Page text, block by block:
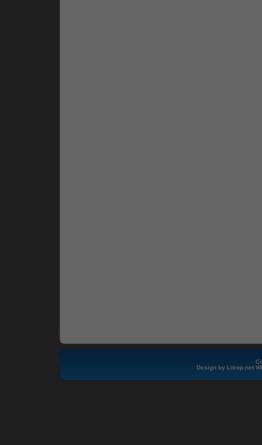
Design by Litrop.net